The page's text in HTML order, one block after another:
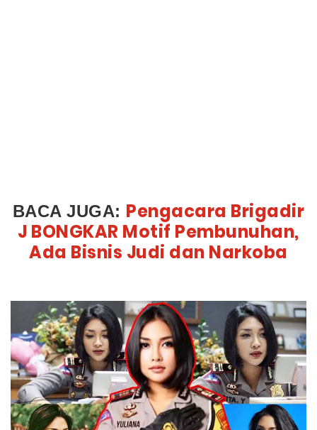
BACA JUGA: Pengacara Brigadir
J BONGKAR Motif Pembunuhan,
Ada Bisnis Judi dan Narkoba